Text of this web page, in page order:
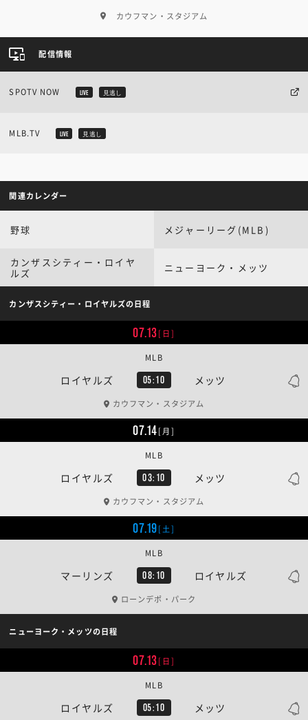
カウフマン・スタジアム
配信情報
SPOTV NOW LIVE 見逃し
MLB.TV LIVE 見逃し
関連カレンダー
野球 メジャーリーグ(MLB)
カンザスシティー・ロイヤ
ルズ
ニューヨーク・メッツ
カンザスシティー・ロイヤルズの日程
07.13[日]
ロイヤルズ 05:10 メッツ
MLB
カウフマン・スタジアム
07.14[月]
ロイヤルズ 03:10 メッツ
MLB
カウフマン・スタジアム
07.19[土]
マーリンズ 08:10 ロイヤルズ
MLB
ローンデポ・パーク
ニューヨーク・メッツの日程
07.13[日]
ロイヤルズ 05:10 メッツ
MLB